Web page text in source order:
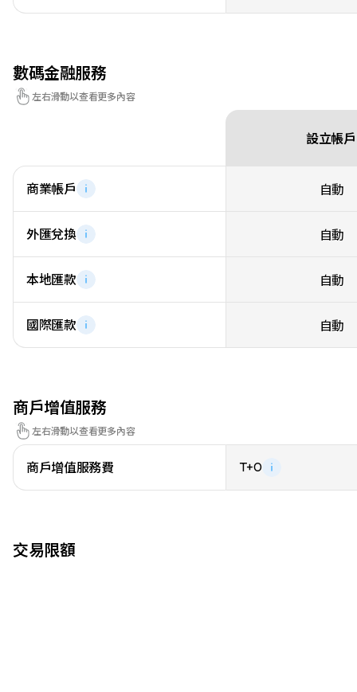
數碼金融服務
左右滑動以查看更多內容
設立帳戶
商業帳戶 自動
外匯兌換 自動
本地匯款 自動
國際匯款 自動
商戶增值服務
左右滑動以查看更多內容
商戶增值服務費 T+0
交易限額